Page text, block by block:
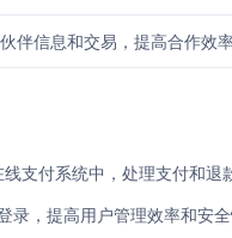
伴信息和交易，提高合作效
支付系统中，处理支付和退
录，提高用户管理效率和安